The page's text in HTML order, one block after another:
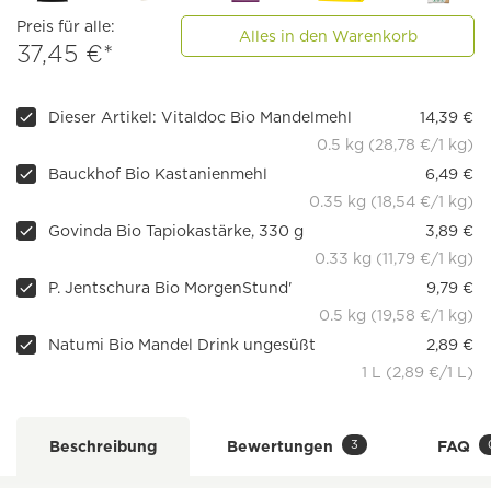
Preis für alle:
37,45 €*
Alles in den Warenkorb
Dieser Artikel: Vitaldoc Bio Mandelmehl
14,39 €
0.5 kg (28,78 €/1 kg)
Bauckhof Bio Kastanienmehl
6,49 €
0.35 kg (18,54 €/1 kg)
Govinda Bio Tapiokastärke, 330 g
3,89 €
0.33 kg (11,79 €/1 kg)
P. Jentschura Bio MorgenStund'
9,79 €
0.5 kg (19,58 €/1 kg)
Natumi Bio Mandel Drink ungesüßt
2,89 €
1 L (2,89 €/1 L)
Beschreibung Bewertungen 3 FAQ